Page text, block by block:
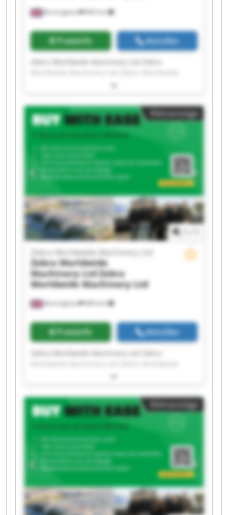
Birmingham 860 km
Preisinfo Anrufen
Machinery Ltd Zebra Worldwide Machinery Ltd
Worldwide Machinery Ltd Zebra Worldwide
Machinery Ltd Zebra Worldwide Machinery Ltd
Zebra Worldwide Machinery Ltd Zebra
Worldwide Machinery Ltd Zebra Worldwide
Machinery Ltd Zebra Worldwide Machinery Ltd
Zebra Worldwide Machinery Ltd Zebra
Worldwide Machinery Ltd Zebra Worldwide
Machinery Ltd Zebra Worldwide Machinery Ltd
Zebra Worldwide Machinery Ltd Zebra
Worldwide Machinery Ltd Zebra Worldwide
Machinery Ltd Zebra Worldwide Machinery Ltd
Kleinanzeige
Birmingham 860 km
Zebra Worldwide Machinery Ltd
Zebra Worldwide
Machinery Ltd Zebra
Worldwide Machinery Ltd
Preisinfo Anrufen
Machinery Ltd Zebra Worldwide Machinery Ltd
Worldwide Machinery Ltd Zebra Worldwide
Machinery Ltd Zebra Worldwide Machinery Ltd
Zebra Worldwide Machinery Ltd Zebra
Worldwide Machinery Ltd Zebra Worldwide
Machinery Ltd Zebra Worldwide Machinery Ltd
Zebra Worldwide Machinery Ltd Zebra
Worldwide Machinery Ltd Zebra Worldwide
Machinery Ltd Zebra Worldwide Machinery Ltd
Zebra Worldwide Machinery Ltd Zebra
Worldwide Machinery Ltd Zebra Worldwide
Machinery Ltd Zebra Worldwide Machinery Ltd
Kleinanzeige